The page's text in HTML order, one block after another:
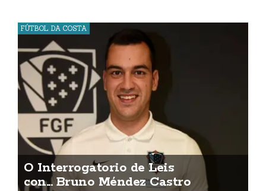
FÚTBOL DA COSTA
O Interrogatorio de Leis
con... Bruno Méndez Castro